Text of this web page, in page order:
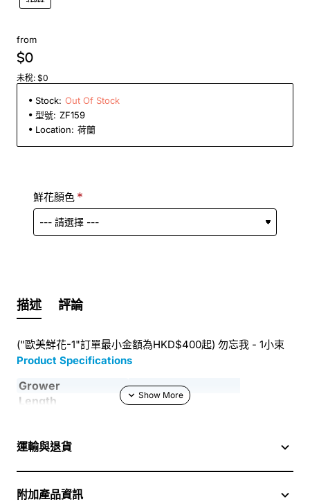
from
$0
未稅: $0
Stock: Out Of Stock
型號: ZF159
Location: 荷蘭
鮮花顏色
描述 評論
("歐美鮮花-1"訂單最小金額為HKD$400起) 勿忘我 - 1小束
Product Specifications
Grower
Length
Packing
運輸與退貨
附加產品資訊